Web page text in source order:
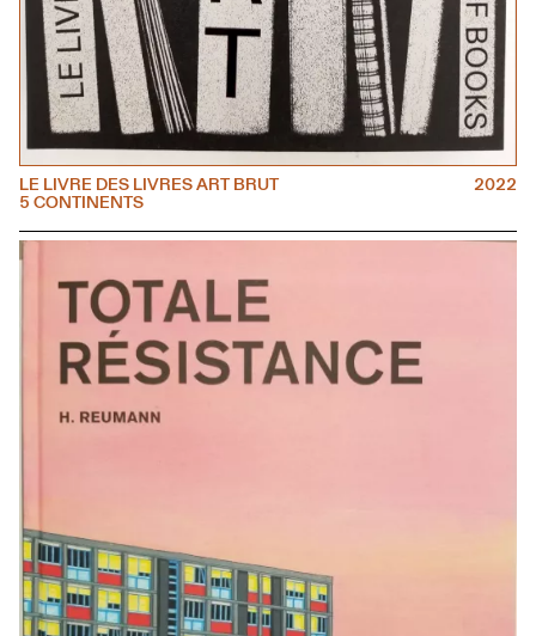
LE LIVRE DES LIVRES ART BRUT
5 CONTINENTS
2022